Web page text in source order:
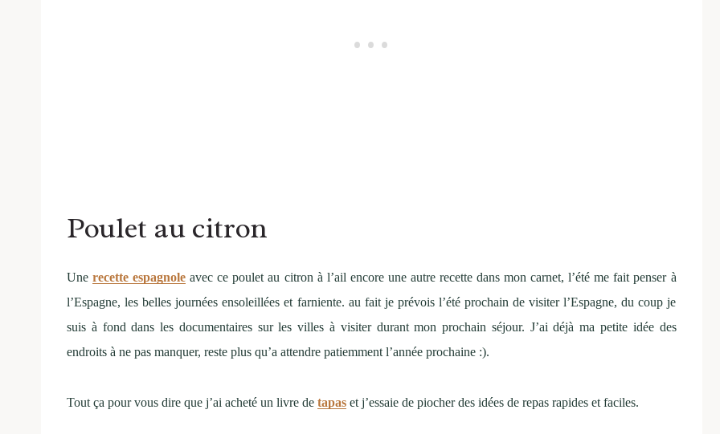
Poulet au citron
Unerecette espagnole avec ce poulet au citron à l’ail encore une autre recette dans mon carnet, l’été me fait penser à
l’Espagne, les belles journées ensoleillées et farniente. au fait je prévois l’été prochain de visiter l’Espagne, du coup je
suis à fond dans les documentaires sur les villes à visiter durant mon prochain séjour. J’ai déjà ma petite idée des
endroits à ne pas manquer, reste plus qu’a attendre patiemment l’année prochaine :).
Tout ça pour vous dire que j’ai acheté un livre de tapas et j’essaie de piocher des idées de repas rapides et faciles.